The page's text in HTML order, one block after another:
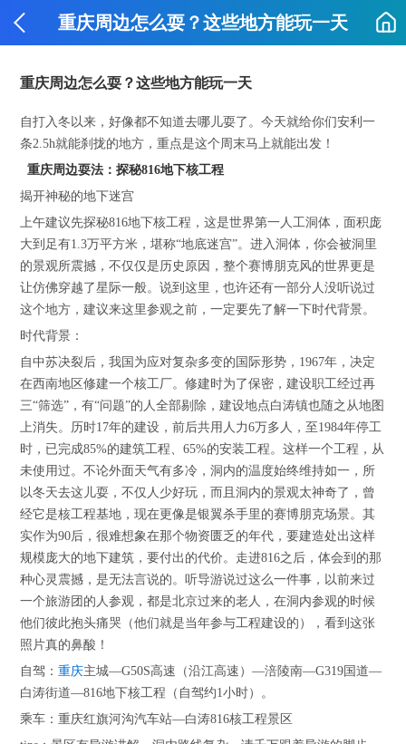
重庆周边怎么耍？这些地方能玩一天
重庆周边怎么耍？这些地方能玩一天
自打入冬以来，好像都不知道去哪儿耍了。今天就给你们安利一
条2.5h就能刹拢的地方，重点是这个周末马上就能出发！
重庆周边耍法：探秘816地下核工程
揭开神秘的地下迷宫
上午建议先探秘816地下核工程，这是世界第一人工洞体，面积庞
大到足有1.3万平方米，堪称“地底迷宫”。进入洞体，你会被洞里
的景观所震撼，不仅仅是历史原因，整个赛博朋克风的世界更是
让仿佛穿越了星际一般。说到这里，也许还有一部分人没听说过
这个地方，建议来这里参观之前，一定要先了解一下时代背景。
时代背景：
自中苏决裂后，我国为应对复杂多变的国际形势，1967年，决定
在西南地区修建一个核工厂。修建时为了保密，建设职工经过再
三“筛选”，有“问题”的人全部剔除，建设地点白涛镇也随之从地图
上消失。历时17年的建设，前后共用人力6万多人，至1984年停工
时，已完成85%的建筑工程、65%的安装工程。这样一个工程，从
未使用过。不论外面天气有多冷，洞内的温度始终维持如一，所
以冬天去这儿耍，不仅人少好玩，而且洞内的景观太神奇了，曾
经它是核工程基地，现在更像是银翼杀手里的赛博朋克场景。其
实作为90后，很难想象在那个物资匮乏的年代，要建造处出这样
规模庞大的地下建筑，要付出的代价。走进816之后，体会到的那
种心灵震撼，是无法言说的。听导游说过这么一件事，以前来过
一个旅游团的人参观，都是北京过来的老人，在洞内参观的时候
他们彼此抱头痛哭（他们就是当年参与工程建设的），看到这张
照片真的鼻酸！
自驾：重庆主城—G50S高速（沿江高速）—涪陵南—G319国道—
白涛街道—816地下核工程（自驾约1小时）。
乘车：重庆红旗河沟汽车站—白涛816核工程景区